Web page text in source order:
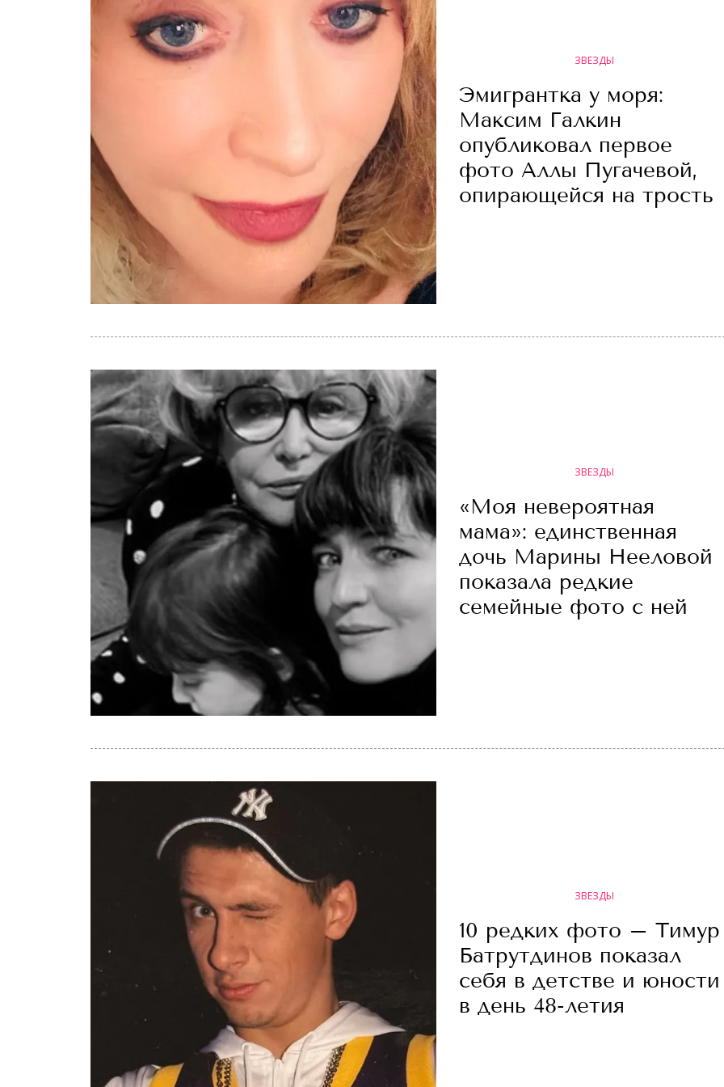
ЗВЕЗДЫ
Эмигрантка у моря:
Максим Галкин
опубликовал первое
фото Аллы Пугачевой,
опирающейся на трость
ЗВЕЗДЫ
«Моя невероятная
мама»: единственная
дочь Марины Нееловой
показала редкие
семейные фото с ней
ЗВЕЗДЫ
10 редких фото – Тимур
Батрутдинов показал
себя в детстве и юности
в день 48-летия